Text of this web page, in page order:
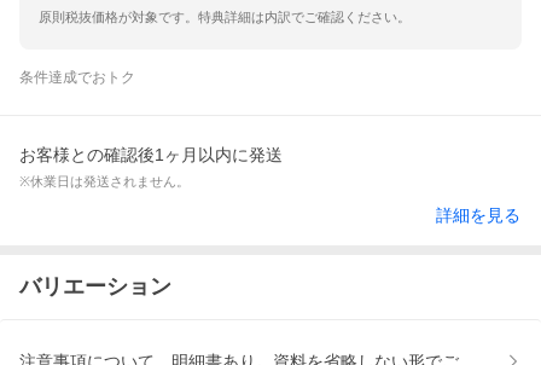
原則税抜価格が対象です。特典詳細は内訳でご確認ください。
条件達成でおトク
お客様との確認後1ヶ月以内に発送
※休業日は発送されません。
詳細を見る
バリエーション